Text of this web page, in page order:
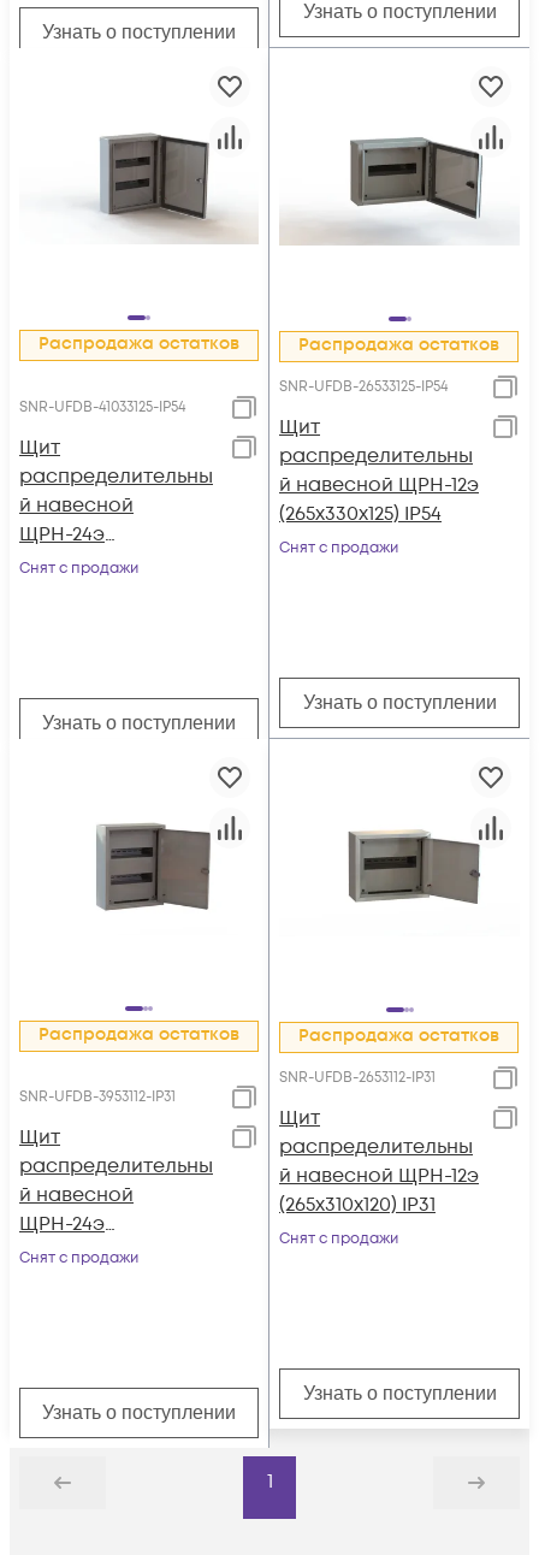
Узнать о поступлении
Узнать о поступлении
Распродажа остатков
SNR-UFDB-41033125-IP54
Щит
распределительны
й навесной
ЩРН-24э
(410х330х125) IP54
Снят с продажи
Узнать о поступлении
Распродажа остатков
SNR-UFDB-26533125-IP54
Щит
распределительны
й навесной ЩРН-12э
(265х330х125) IP54
Снят с продажи
Узнать о поступлении
Распродажа остатков
SNR-UFDB-3953112-IP31
Щит
распределительны
й навесной
ЩРН-24э
(395х310х120) IP31
Снят с продажи
Узнать о поступлении
Распродажа остатков
SNR-UFDB-2653112-IP31
Щит
распределительны
й навесной ЩРН-12э
(265х310х120) IP31
Снят с продажи
Узнать о поступлении
Назад
1
Дальше